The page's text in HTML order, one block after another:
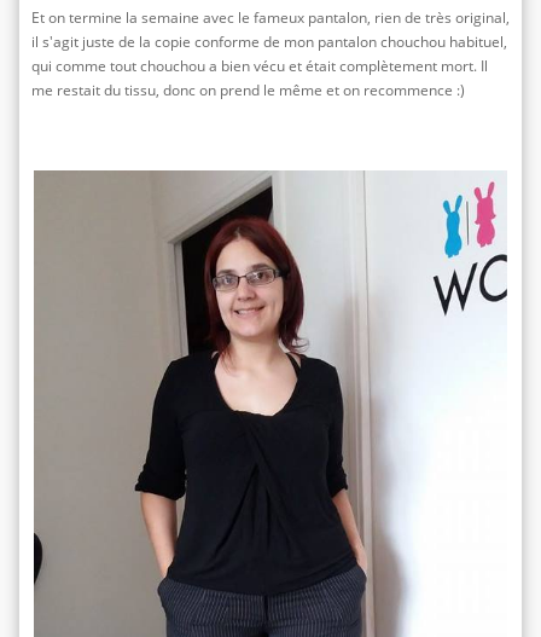
Et on termine la semaine avec le fameux pantalon, rien de très original,
il s'agit juste de la copie conforme de mon pantalon chouchou habituel,
qui comme tout chouchou a bien vécu et était complètement mort. Il
me restait du tissu, donc on prend le même et on recommence :)